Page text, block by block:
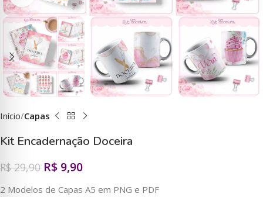
Início Capas
Kit Encadernação Doceira
R$29,90 R$ 9,90
2 Modelos de Capas A5 em PNG e PDF